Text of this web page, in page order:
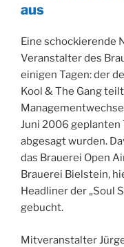
aus
Eine schockierende
Veranstalter des
einigen Tagen: der
Kool & The Gang
Juni 2006 geplanten
abgesagt wurden.
das Brauerei Open
Brauerei Bielstein,
Headliner der „Soul
gebucht.
Mitveranstalter